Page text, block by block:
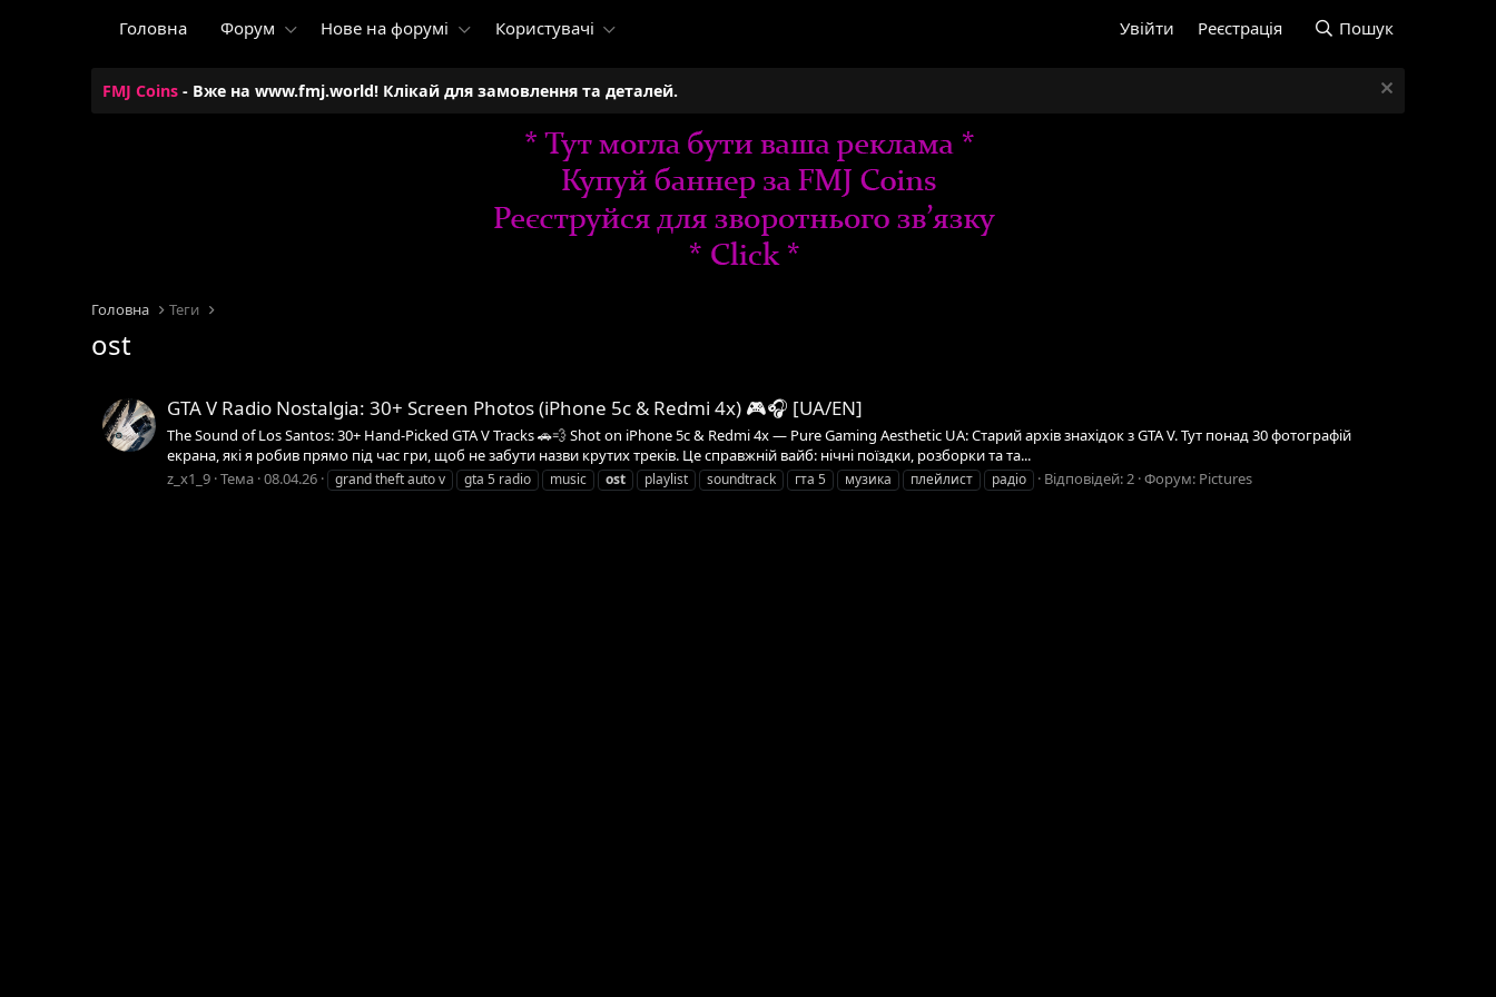
Головна Форум Нове на форумі Користувачі Увійти Реєстрація Пошук
FMJ Coins - Вже на www.fmj.world! Клікай для замовлення та деталей.
Головна Теги
ost
GTA V Radio Nostalgia: 30+ Screen Photos (iPhone 5c & Redmi 4x) 🎮🎧 [UA/EN]
The Sound of Los Santos: 30+ Hand-Picked GTA V Tracks 🚗💨 Shot on iPhone 5c & Redmi 4x — Pure Gaming Aesthetic UA: Старий архів знахідок з GTA V. Тут понад 30 фотографій
екрана, які я робив прямо під час гри, щоб не забути назви крутих треків. Це справжній вайб: нічні поїздки, розборки та та...
z_x1_9 Тема 08.04.26 grand theft auto v gta 5 radio music ost playlist soundtrack гта 5 музика плейлист радіо Відповідей: 2 Форум: Pictures